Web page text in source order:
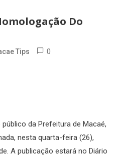
Do
Tips 0
da Prefeitura de Macaé,
nesta quarta-feira (26),
A publicação estará no Diário